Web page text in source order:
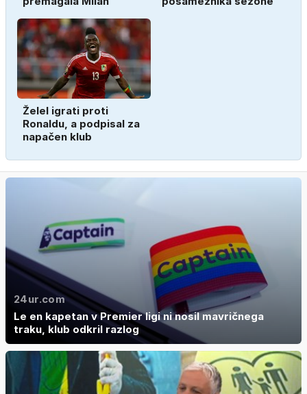
Želel igrati proti
Ronaldu, a podpisal za
napačen klub
24ur.com
Le en kapetan v Premier ligi ni nosil mavričnega
traku, klub odkril razlog